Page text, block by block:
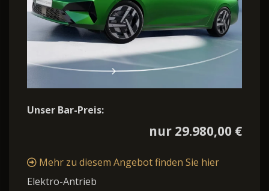
Unser Bar-Preis:
nur 29.980,00 €
Mehr zu diesem Angebot finden Sie hier
Elektro-Antrieb